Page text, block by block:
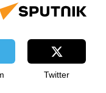
Twitter